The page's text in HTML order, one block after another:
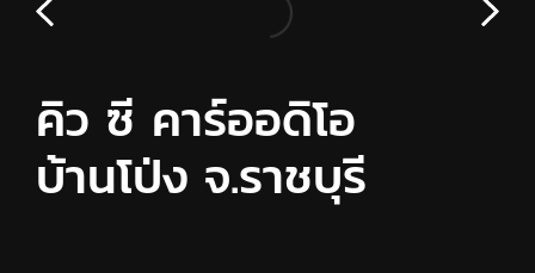
คิว ซี คาร์ออดิโอ
บ้านโป่ง จ.ราชบุรี